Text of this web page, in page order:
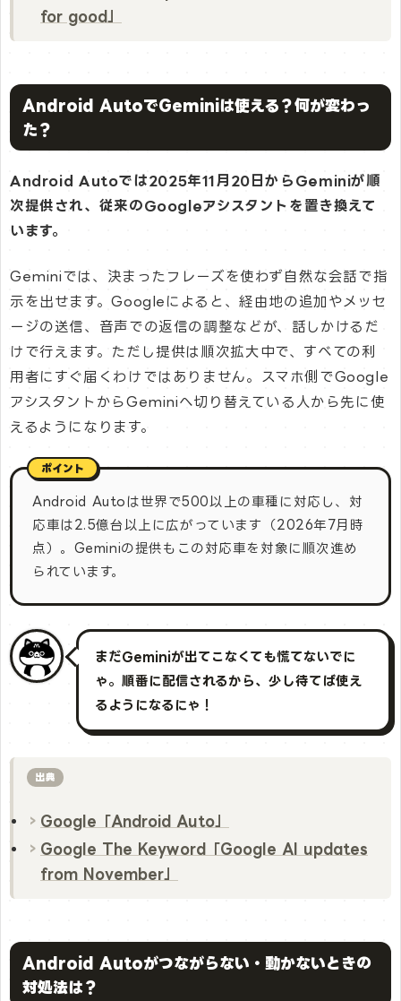
for good」
Android AutoでGeminiは使える？何が変わっ
た？
Android Autoでは2025年11月20日からGeminiが順
次提供され、従来のGoogleアシスタントを置き換えて
います。
Geminiでは、決まったフレーズを使わず自然な会話で指
示を出せます。Googleによると、経由地の追加やメッセ
ージの送信、音声での返信の調整などが、話しかけるだ
けで行えます。ただし提供は順次拡大中で、すべての利
用者にすぐ届くわけではありません。スマホ側でGoogle
アシスタントからGeminiへ切り替えている人から先に使
えるようになります。
Android Autoは世界で500以上の車種に対応し、対
応車は2.5億台以上に広がっています（2026年7月時
点）。Geminiの提供もこの対応車を対象に順次進め
られています。
まだGeminiが出てこなくても慌てないでに
ゃ。順番に配信されるから、少し待てば使え
るようになるにゃ！
出典
Google「Android Auto」
Google The Keyword「Google AI updates
from November」
Android Autoがつながらない・動かないときの
対処法は？